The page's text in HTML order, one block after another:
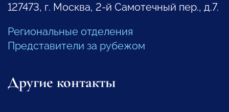
127473, г. Москва, 2-й Самотечный пер., д.7.
Региональные отделения
Представители за рубежом
Другие контакты